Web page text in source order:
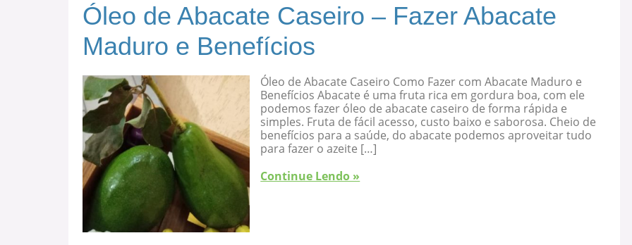
Óleo de Abacate Caseiro – Fazer Abacate
Maduro e Benefícios
Óleo de Abacate Caseiro Como Fazer com Abacate Maduro e
Benefícios Abacate é uma fruta rica em gordura boa, com ele
podemos fazer óleo de abacate caseiro de forma rápida e
simples. Fruta de fácil acesso, custo baixo e saborosa. Cheio de
benefícios para a saúde, do abacate podemos aproveitar tudo
para fazer o azeite […]
Continue Lendo »